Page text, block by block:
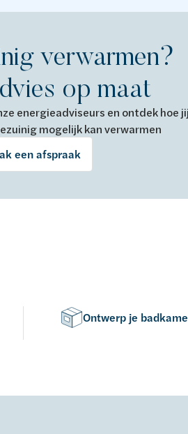
verwarmen?
op maat
energieadviseurs en ontdek hoe
mogelijk kan verwarmen
een afspraak
Ontwerp je